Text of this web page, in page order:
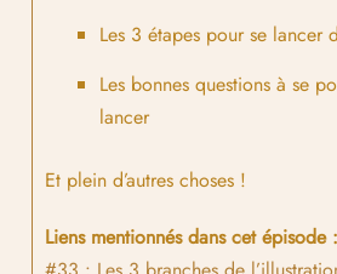
Les 3 étapes pour se lancer
Les bonnes questions à se
lancer
Et plein d’autres choses !
Liens mentionnés dans cet épisode :